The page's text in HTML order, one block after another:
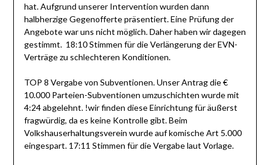
hat. Aufgrund unserer Intervention wurden dann
halbherzige Gegenofferte präsentiert. Eine Prüfung der
Angebote war uns nicht möglich. Daher haben wir dagegen
gestimmt. 18:10 Stimmen für die Verlängerung der EVN-
Verträge zu schlechteren Konditionen.
TOP 8 Vergabe von Subventionen. Unser Antrag die €
10.000 Parteien-Subventionen umzuschichten wurde mit
4:24 abgelehnt. !wir finden diese Einrichtung für äußerst
fragwürdig, da es keine Kontrolle gibt. Beim
Volkshauserhaltungsverein wurde auf komische Art 5.000
eingespart. 17:11 Stimmen für die Vergabe laut Vorlage.